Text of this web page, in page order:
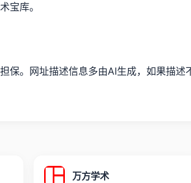
宝库。
。网址描述信息多由AI生成，如果描述
万方学术